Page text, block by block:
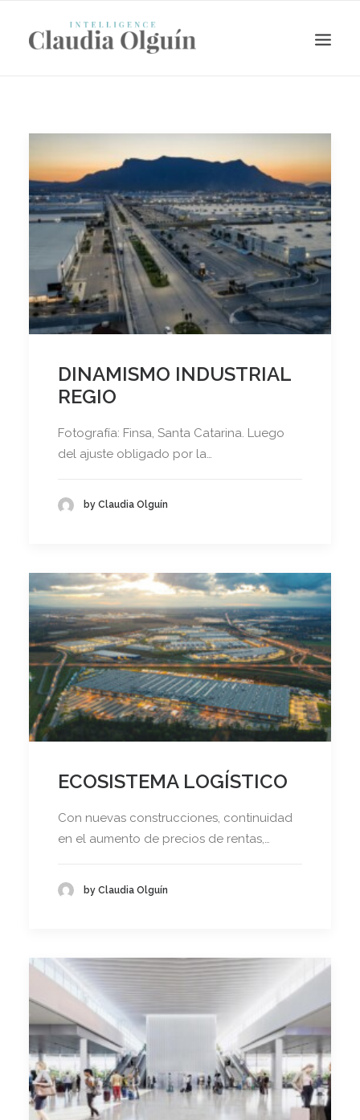
Search
DINAMISMO INDUSTRIAL
REGIO
Fotografía: Finsa, Santa Catarina. Luego
del ajuste obligado por la…
by Claudia Olguín
ECOSISTEMA LOGÍSTICO
Con nuevas construcciones, continuidad
en el aumento de precios de rentas,…
by Claudia Olguín